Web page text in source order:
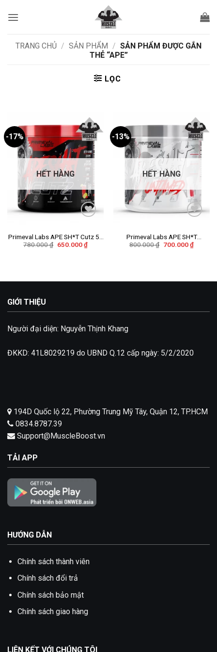
qua
dungTRANG CHỦ / SẢN PHẨM / SẢN PHẨM ĐƯỢC GẮN
THẺ “APE”
LỌC
-17%
HẾT HÀNG
Primeval Labs APE SH*T Cutz 50
Servings
780.000₫ Giá
650.000₫Giá
hiện
-13%
HẾT HÀNG
Primeval Labs APE SH*T
Untamed 40 Servings
800.000₫ Giá
700.000₫Giá
hiện
GIỚI THIỆU
Người đại diện: Nguyễn Thịnh Khang
ĐKKD: 41L8029219 do UBND Q.12 cấp ngày: 5/2/2020
194D Quốc lộ 22, Phường Trung Mỹ Tây, Quận 12, TP.HCM
0834.8787.39
Support@MuscleBoost.vn
TẢI APP
HƯỚNG DẪN
Chính sách thành viên
Chính sách đổi trả
Chính sách bảo mật
Chính sách giao hàng
LIÊN KẾT VỚI CHÚNG TÔI